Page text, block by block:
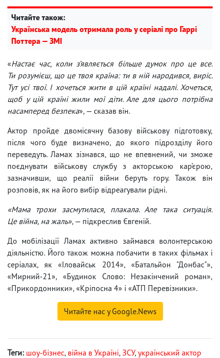
Читайте також:
Українська модель отримала роль у серіалі про Гаррі
Поттера — ЗМІ
«Настає час, коли з’являється більше думок про це все.
Ти розумієш, що це твоя країна: ти в ній народився, виріс.
Тут усі твої. І хочеться жити в цій країні надалі. Хочеться,
щоб у цій країні жили мої діти. Але для цього потрібна
насамперед безпека», — сказав він.
Актор пройде двомісячну базову військову підготовку,
після чого буде визначено, до якого підрозділу його
переведуть. Ламах зізнався, що не впевнений, чи зможе
поєднувати військову службу з акторською кар’єрою,
зазначивши, що реалії війни беруть гору. Також він
розповів, як на його вибір відреагували рідні.
«Мама трохи засмутилася, плакала. Але така ситуація.
Це війна, на жаль», — підкреслив Євгеній.
До мобілізації Ламах активно займався волонтерською
діяльністю. Його також можна побачити в таких фільмах і
серіалах, як «Іловайськ 2014», «Батальйон "Донбас"»,
«Мирний-21», «Будинок Слово: Незакінчений роман»,
«Прикордонники», «Кріпосна 4» і «АТП Перевізники».
Читайте нас у Google.News
Теги: шоу-бізнес, війна в Україні, ЗСУ, український актор